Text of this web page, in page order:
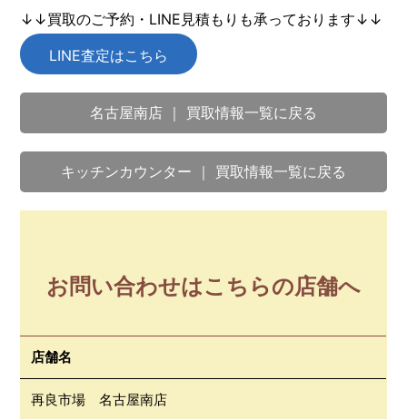
↓↓買取のご予約・LINE見積もりも承っております↓↓
LINE査定はこちら
名古屋南店 ｜ 買取情報一覧に戻る
キッチンカウンター ｜ 買取情報一覧に戻る
お問い合わせはこちらの店舗へ
店舗名
再良市場 名古屋南店